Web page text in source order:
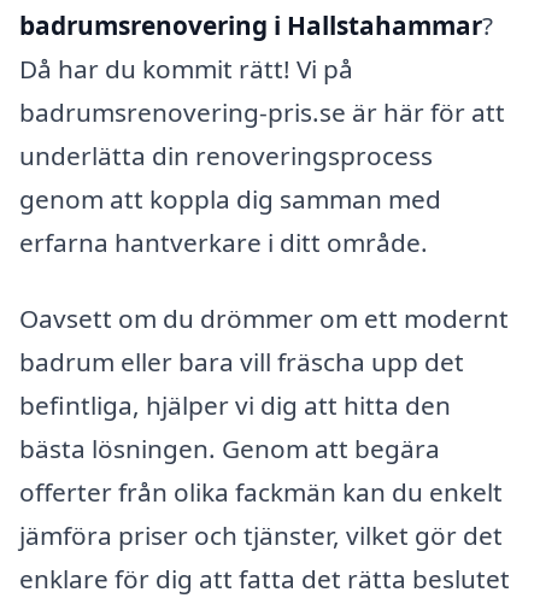
badrumsrenovering i Hallstahammar?
Då har du kommit rätt! Vi på
badrumsrenovering-pris.se är här för att
underlätta din renoveringsprocess
genom att koppla dig samman med
erfarna hantverkare i ditt område.
Oavsett om du drömmer om ett modernt
badrum eller bara vill fräscha upp det
befintliga, hjälper vi dig att hitta den
bästa lösningen. Genom att begära
offerter från olika fackmän kan du enkelt
jämföra priser och tjänster, vilket gör det
enklare för dig att fatta det rätta beslutet